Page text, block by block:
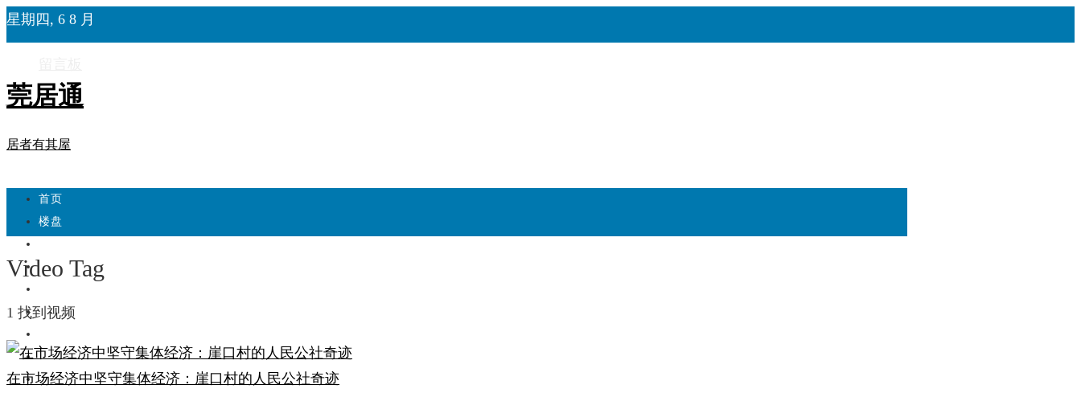
星期四, 6 8 月
莞居通
居者有其屋
首页
楼盘
住宅
东莞
房产政策
中国
Video Tag
1 找到视频
在市场经济中坚守集体经济：崖口村的人民公社奇迹